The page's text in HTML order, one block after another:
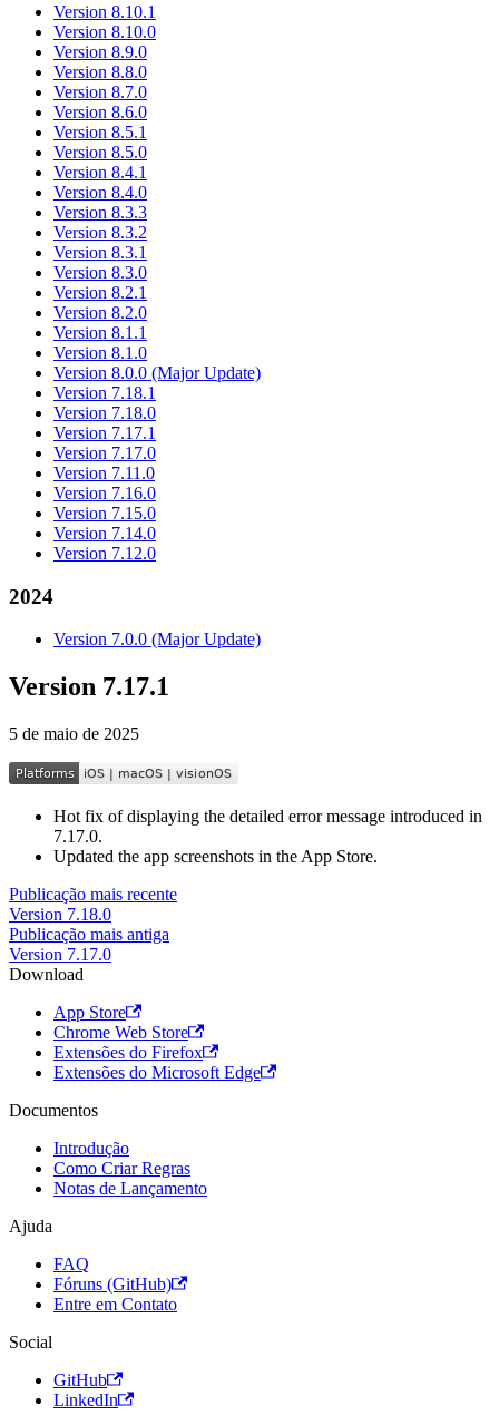
Version 8.10.1
Version 8.10.0
Version 8.9.0
Version 8.8.0
Version 8.7.0
Version 8.6.0
Version 8.5.1
Version 8.5.0
Version 8.4.1
Version 8.4.0
Version 8.3.3
Version 8.3.2
Version 8.3.1
Version 8.3.0
Version 8.2.1
Version 8.2.0
Version 8.1.1
Version 8.1.0
Version 8.0.0 (Major Update)
Version 7.18.1
Version 7.18.0
Version 7.17.1
Version 7.17.0
Version 7.11.0
Version 7.16.0
Version 7.15.0
Version 7.14.0
Version 7.12.0
2024
Version 7.0.0 (Major Update)
Version 7.17.1
5 de maio de 2025
Hot fix of displaying the detailed error message introduced in
7.17.0.
Updated the app screenshots in the App Store.
Publicação mais recente
Version 7.18.0
Publicação mais antiga
Version 7.17.0
Download
App Store
Chrome Web Store
Extensões do Firefox
Extensões do Microsoft Edge
Documentos
Introdução
Como Criar Regras
Notas de Lançamento
Ajuda
FAQ
Fóruns (GitHub)
Entre em Contato
Social
GitHub
LinkedIn